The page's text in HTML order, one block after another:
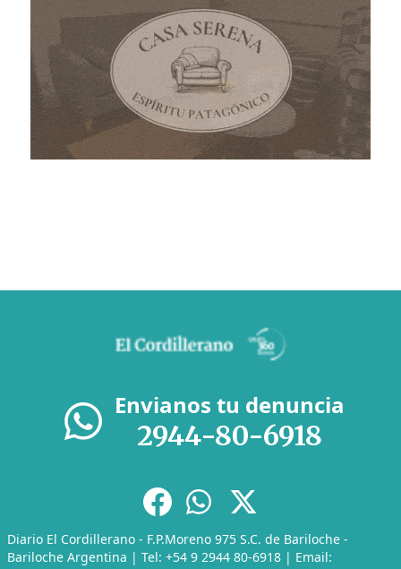
Envianos tu denuncia
2944-80-6918
Diario El Cordillerano - F.P.Moreno 975 S.C. de Bariloche -
Bariloche Argentina | Tel: +54 9 2944 80-6918 | Email: